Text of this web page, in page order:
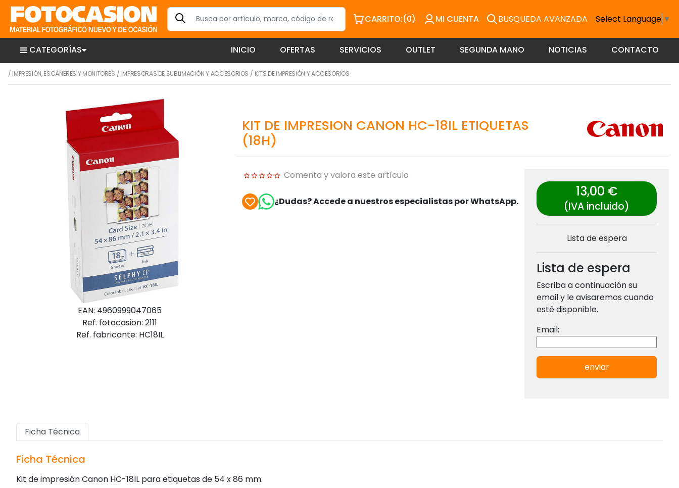
CARRITO:(0) MI CUENTA BUSQUEDA AVANZADA Select Language ▼
CATEGORÍAS INICIO OFERTAS SERVICIOS OUTLET SEGUNDA MANO NOTICIAS CONTACTO
/ IMPRESIÓN, ESCÁNERES Y MONITORES / IMPRESORAS DE SUBLIMACIÓN Y ACCESORIOS / KITS DE IMPRESIÓN Y ACCESORIOS
EAN: 4960999047065
Ref. fotocasion: 2111
Ref. fabricante: HC18IL
KIT DE IMPRESION CANON HC-18IL ETIQUETAS
(18H)
Comenta y valora este artículo
¿Dudas? Accede a nuestros especialistas por WhatsApp.
13,00 €
(IVA incluido)
Lista de espera
Lista de espera
Escriba a continuación su
email y le avisaremos cuando
esté disponible.
Email:
enviar
Ficha Técnica
Ficha Técnica
Kit de impresión Canon HC-18IL para etiquetas de 54 x 86 mm.